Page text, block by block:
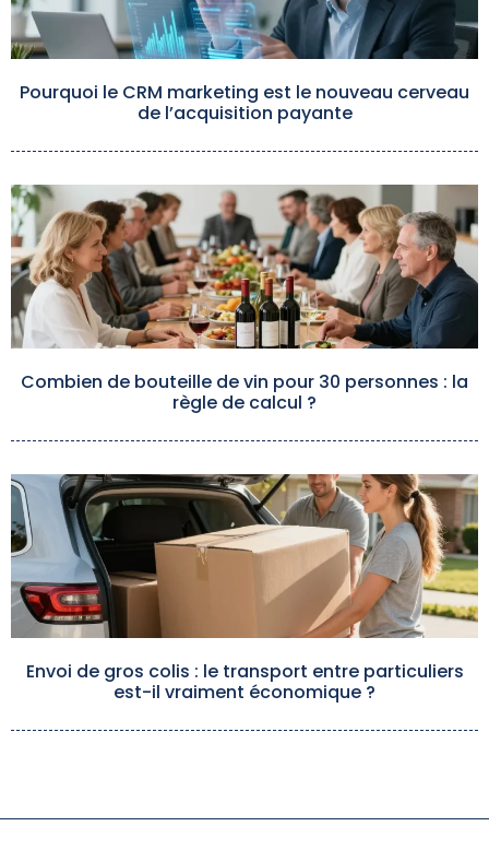
Pourquoi le CRM marketing est le nouveau cerveau
de l’acquisition payante
Combien de bouteille de vin pour 30 personnes : la
règle de calcul ?
Envoi de gros colis : le transport entre particuliers
est-il vraiment économique ?